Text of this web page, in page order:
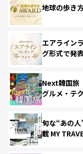
地球の歩き
エアライン
グ形式で発
Next韓国旅
グルメ・テ
旬な“あの
載 MY